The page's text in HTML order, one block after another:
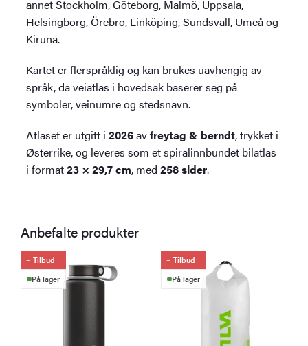
annet Stockholm, Göteborg, Malmö, Uppsala,
Helsingborg, Örebro, Linköping, Sundsvall, Umeå og
Kiruna.
Kartet er flerspråklig og kan brukes uavhengig av
språk, da veiatlas i hovedsak baserer seg på
symboler, veinumre og stedsnavn.
Atlaset er utgitt i2026avfreytag & berndt, trykket i
Østerrike, og leveres som et spiralinnbundet bilatlas
i format23 × 29,7 cm, med258 sider.
Anbefalte produkter
Tilbud
På lager
Tilbud
På lager